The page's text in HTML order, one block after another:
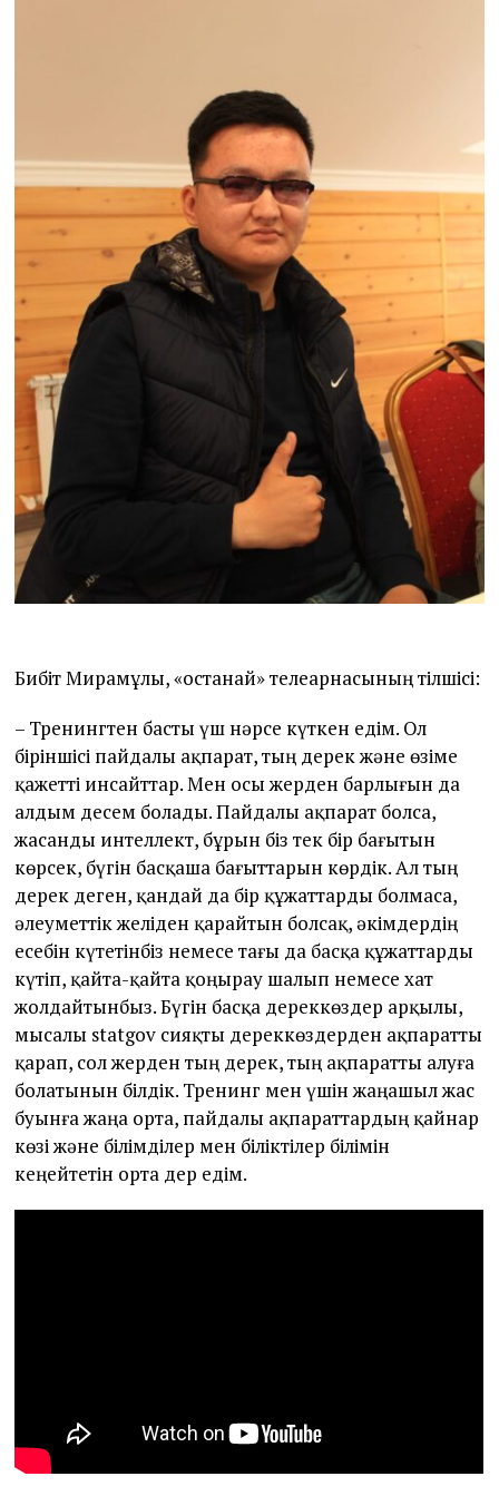
Бибіт Мирамұлы, «Қостанай» телеарнасының тілшісі:
– Тренингтен басты үш нәрсе күткен едім. Ол
біріншісі пайдалы ақпарат, тың дерек және өзіме
қажетті инсайттар. Мен осы жерден барлығын да
алдым десем болады. Пайдалы ақпарат болса,
жасанды интеллект, бұрын біз тек бір бағытын
көрсек, бүгін басқаша бағыттарын көрдік. Ал тың
дерек деген, қандай да бір құжаттарды болмаса,
әлеуметтік желіден қарайтын болсақ, әкімдердің
есебін күтетінбіз немесе тағы да басқа құжаттарды
күтіп, қайта-қайта қоңырау шалып немесе хат
жолдайтынбыз. Бүгін басқа дереккөздер арқылы,
мысалы statgov сияқты дереккөздерден ақпаратты
қарап, сол жерден тың дерек, тың ақпаратты алуға
болатынын білдік. Тренинг мен үшін жаңашыл жас
буынға жаңа орта, пайдалы ақпараттардың қайнар
көзі және білімділер мен біліктілер білімін
кеңейтетін орта дер едім.